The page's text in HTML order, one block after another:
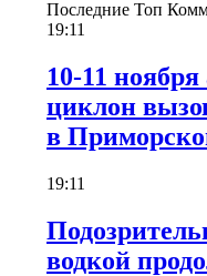
Последние Топ
19:11
10-11
циклон
в
19:11
водкой